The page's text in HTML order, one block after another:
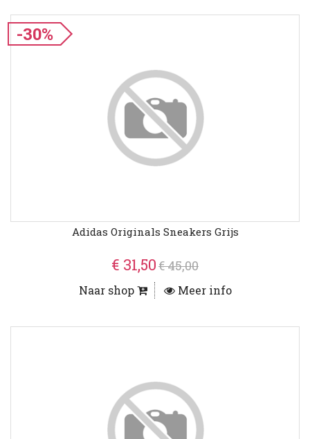
-30%
Adidas Originals Sneakers Grijs
€ 31,50€ 45,00
Naar shop Meer info